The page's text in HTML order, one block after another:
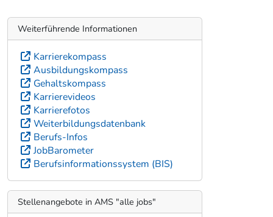
Weiterführende Informationen
Karrierekompass
Ausbildungskompass
Gehaltskompass
Karrierevideos
Karrierefotos
Weiterbildungsdatenbank
Berufs-Infos
JobBarometer
Berufsinformationssystem (BIS)
Stellenangebote in AMS "alle jobs"